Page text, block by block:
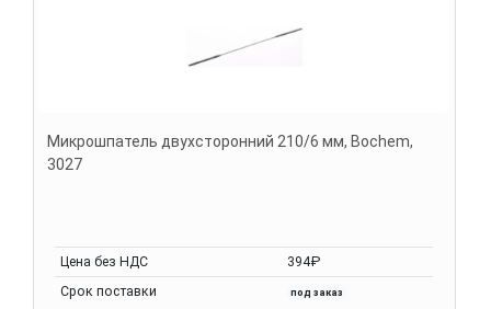
Микрошпатель двухсторонний 210/6 мм, Bochem,
3027
Цена без НДС
394₽
Срок поставки
под заказ